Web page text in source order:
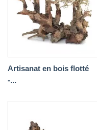
Artisanat en bois flotté
-...